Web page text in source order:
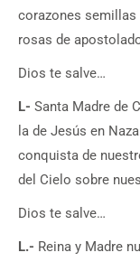
corazones semillas
rosas de
Dios te salve…
L- Santa Madre de
la de Jesús en
conquista de
del Cielo sobre
Dios te salve…
L.- Reina y Madre